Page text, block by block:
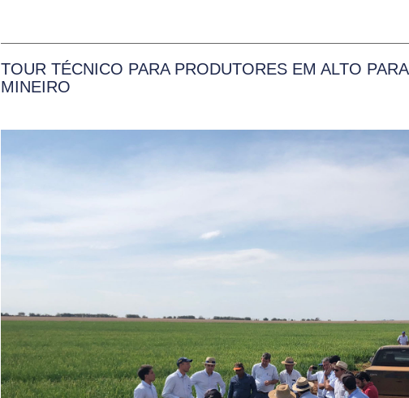
TOUR TÉCNICO PARA PRODUTORES EM ALTO
MINEIRO